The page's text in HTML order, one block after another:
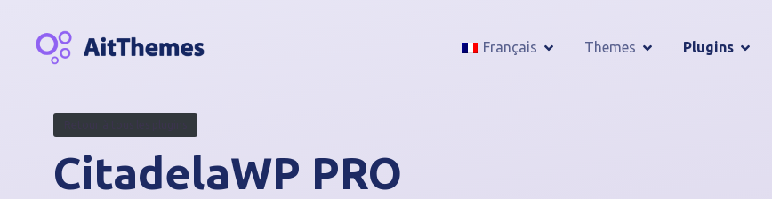
Français Themes Plugins
CitadelaWP PRO